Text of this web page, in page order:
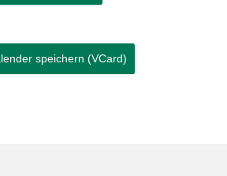
speichern (VCard)